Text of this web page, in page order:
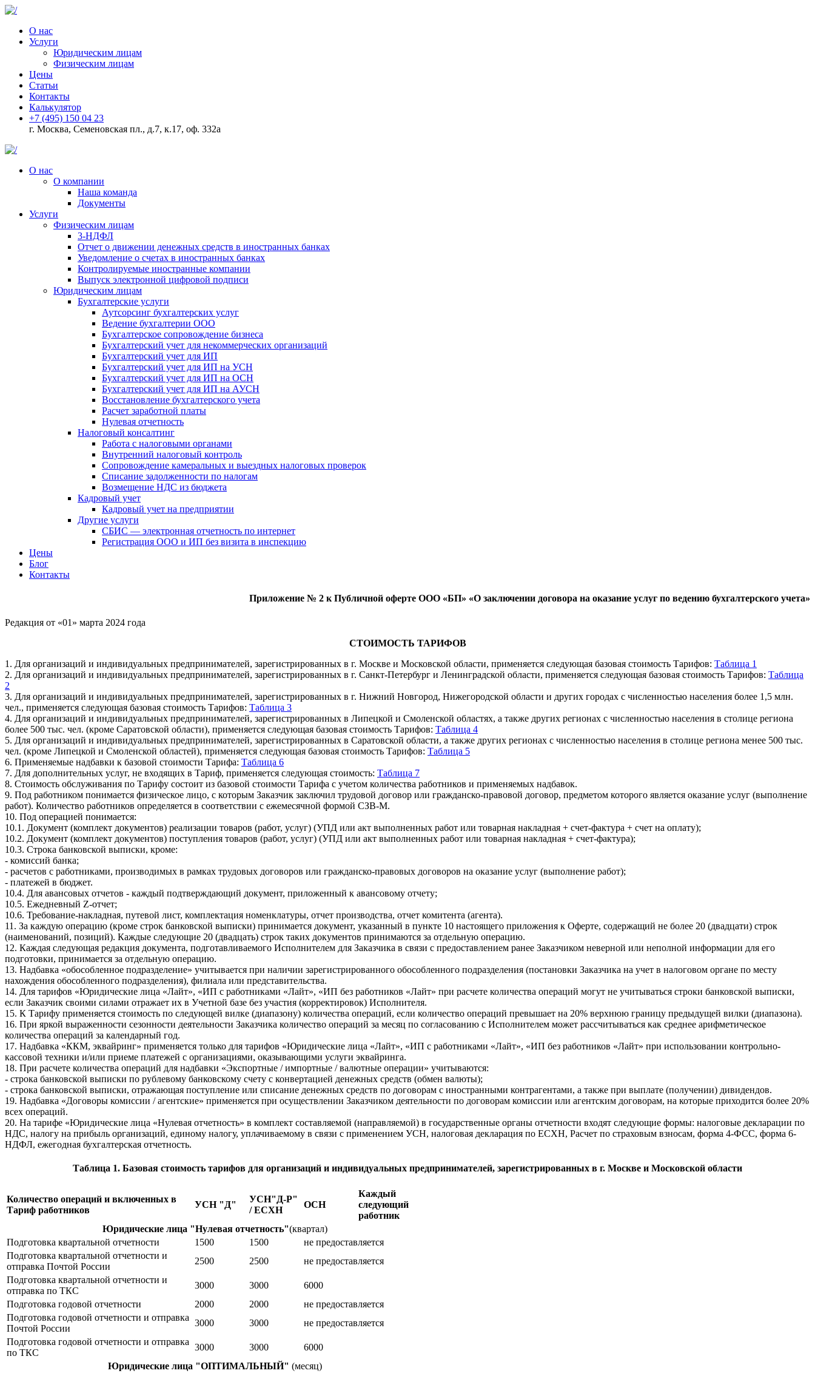
О нас
Услуги
Юридическим лицам
Физическим лицам
Цены
Статьи
Контакты
Калькулятор
+7 (495) 150 04 23
г. Москва, Семеновская пл., д.7, к.17, оф. 332а
О нас
О компании
Наша команда
Документы
Услуги
Физическим лицам
3-НДФЛ
Отчет о движении денежных средств в иностранных банках
Уведомление о счетах в иностранных банках
Контролируемые иностранные компании
Выпуск электронной цифровой подписи
Юридическим лицам
Бухгалтерские услуги
Аутсорсинг бухгалтерских услуг
Ведение бухгалтерии ООО
Бухгалтерское сопровождение бизнеса
Бухгалтерский учет для некоммерческих организаций
Бухгалтерский учет для ИП
Бухгалтерский учет для ИП на УСН
Бухгалтерский учет для ИП на ОСН
Бухгалтерский учет для ИП на АУСН
Восстановление бухгалтерского учета
Расчет заработной платы
Нулевая отчетность
Налоговый консалтинг
Работа с налоговыми органами
Внутренний налоговый контроль
Сопровождение камеральных и выездных налоговых проверок
Списание задолженности по налогам
Возмещение НДС из бюджета
Кадровый учет
Кадровый учет на предприятии
Другие услуги
СБИС — электронная отчетность по интернет
Регистрация ООО и ИП без визита в инспекцию
Цены
Блог
Контакты
Приложение № 2 к Публичной оферте ООО «БП» «О заключении договора на оказание услуг по ведению бухгалтерского учета»
Редакция от «01» марта 2024 года
СТОИМОСТЬ ТАРИФОВ
1. Для организаций и индивидуальных предпринимателей, зарегистрированных в г. Москве и Московской области, применяется следующая базовая стоимость Тарифов: Таблица 1
2. Для организаций и индивидуальных предпринимателей, зарегистрированных в г. Санкт-Петербург и Ленинградской области, применяется следующая базовая стоимость Тарифов: Таблица
2
3. Для организаций и индивидуальных предпринимателей, зарегистрированных в г. Нижний Новгород, Нижегородской области и других городах с численностью населения более 1,5 млн.
чел., применяется следующая базовая стоимость Тарифов: Таблица 3
4. Для организаций и индивидуальных предпринимателей, зарегистрированных в Липецкой и Смоленской областях, а также других регионах с численностью населения в столице региона
более 500 тыс. чел. (кроме Саратовской области), применяется следующая базовая стоимость Тарифов: Таблица 4
5. Для организаций и индивидуальных предпринимателей, зарегистрированных в Саратовской области, а также других регионах с численностью населения в столице региона менее 500 тыс.
чел. (кроме Липецкой и Смоленской областей), применяется следующая базовая стоимость Тарифов: Таблица 5
6. Применяемые надбавки к базовой стоимости Тарифа: Таблица 6
7. Для дополнительных услуг, не входящих в Тариф, применяется следующая стоимость: Таблица 7
8. Стоимость обслуживания по Тарифу состоит из базовой стоимости Тарифа с учетом количества работников и применяемых надбавок.
9. Под работником понимается физическое лицо, с которым Заказчик заключил трудовой договор или гражданско-правовой договор, предметом которого является оказание услуг (выполнение
работ). Количество работников определяется в соответствии с ежемесячной формой СЗВ-М.
10. Под операцией понимается:
10.1. Документ (комплект документов) реализации товаров (работ, услуг) (УПД или акт выполненных работ или товарная накладная + счет-фактура + счет на оплату);
10.2. Документ (комплект документов) поступления товаров (работ, услуг) (УПД или акт выполненных работ или товарная накладная + счет-фактура);
10.3. Строка банковской выписки, кроме:
- комиссий банка;
- расчетов с работниками, производимых в рамках трудовых договоров или гражданско-правовых договоров на оказание услуг (выполнение работ);
- платежей в бюджет.
10.4. Для авансовых отчетов - каждый подтверждающий документ, приложенный к авансовому отчету;
10.5. Ежедневный Z-отчет;
10.6. Требование-накладная, путевой лист, комплектация номенклатуры, отчет производства, отчет комитента (агента).
11. За каждую операцию (кроме строк банковской выписки) принимается документ, указанный в пункте 10 настоящего приложения к Оферте, содержащий не более 20 (двадцати) строк
(наименований, позиций). Каждые следующие 20 (двадцать) строк таких документов принимаются за отдельную операцию.
12. Каждая следующая редакция документа, подготавливаемого Исполнителем для Заказчика в связи с предоставлением ранее Заказчиком неверной или неполной информации для его
подготовки, принимается за отдельную операцию.
13. Надбавка «обособленное подразделение» учитывается при наличии зарегистрированного обособленного подразделения (постановки Заказчика на учет в налоговом органе по месту
нахождения обособленного подразделения), филиала или представительства.
14. Для тарифов «Юридические лица «Лайт», «ИП с работниками «Лайт», «ИП без работников «Лайт» при расчете количества операций могут не учитываться строки банковской выписки,
если Заказчик своими силами отражает их в Учетной базе без участия (корректировок) Исполнителя.
15. К Тарифу применяется стоимость по следующей вилке (диапазону) количества операций, если количество операций превышает на 20% верхнюю границу предыдущей вилки (диапазона).
16. При яркой выраженности сезонности деятельности Заказчика количество операций за месяц по согласованию с Исполнителем может рассчитываться как среднее арифметическое
количества операций за календарный год.
17. Надбавка «ККМ, эквайринг» применяется только для тарифов «Юридические лица «Лайт», «ИП с работниками «Лайт», «ИП без работников «Лайт» при использовании контрольно-
кассовой техники и/или приеме платежей с организациями, оказывающими услуги эквайринга.
18. При расчете количества операций для надбавки «Экспортные / импортные / валютные операции» учитываются:
- строка банковской выписки по рублевому банковскому счету с конвертацией денежных средств (обмен валюты);
- строка банковской выписки, отражающая поступление или списание денежных средств по договорам с иностранными контрагентами, а также при выплате (получении) дивидендов.
19. Надбавка «Договоры комиссии / агентские» применяется при осуществлении Заказчиком деятельности по договорам комиссии или агентским договорам, на которые приходится более 20%
всех операций.
20. На тарифе «Юридические лица «Нулевая отчетность» в комплект составляемой (направляемой) в государственные органы отчетности входят следующие формы: налоговые декларации по
НДС, налогу на прибыль организаций, единому налогу, уплачиваемому в связи с применением УСН, налоговая декларация по ЕСХН, Расчет по страховым взносам, форма 4-ФСС, форма 6-
НДФЛ, ежегодная бухгалтерская отчетность.
Таблица 1. Базовая стоимость тарифов для организаций и индивидуальных предпринимателей, зарегистрированных в г. Москве и Московской области
Количество операций и включенных в
Тариф работников
УСН "Д"
УСН"Д-Р"
/ ЕСХН
ОСН
Каждый
следующий
работник
Юридические лица "Нулевая отчетность"(квартал)
Подготовка квартальной отчетности
1500 1500
не предоставляется
Подготовка квартальной отчетности и
отправка Почтой России
2500 2500
не предоставляется
Подготовка квартальной отчетности и
отправка по ТКС
3000 3000
6000
Подготовка годовой отчетности
2000 2000
не предоставляется
Подготовка годовой отчетности и отправка
Почтой России
3000 3000
не предоставляется
Подготовка годовой отчетности и отправка
по ТКС
3000 3000
6000
Юридические лица "ОПТИМАЛЬНЫЙ" (месяц)